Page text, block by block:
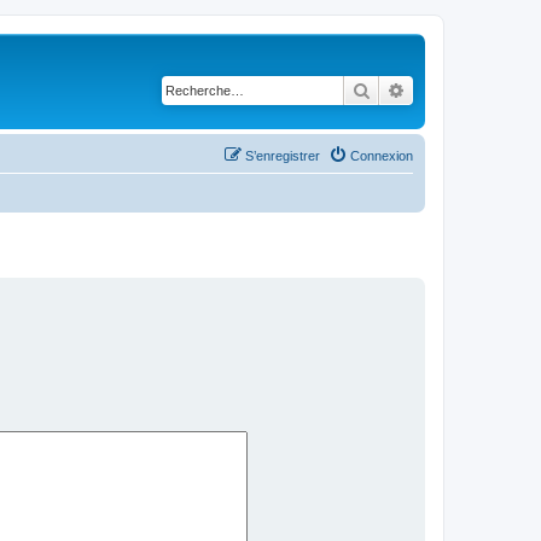
Rechercher
Connexion
S’enregistrer